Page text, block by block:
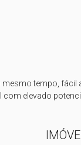
tempo,
elevado